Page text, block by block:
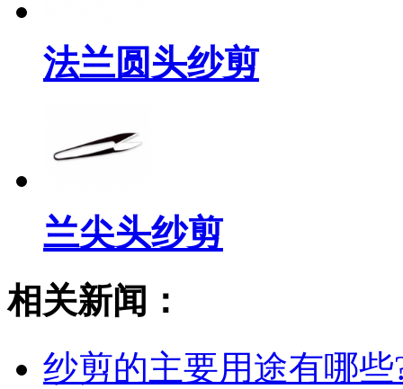
法兰圆头纱剪
兰尖头纱剪
相关新闻：
纱剪的主要用途有哪些